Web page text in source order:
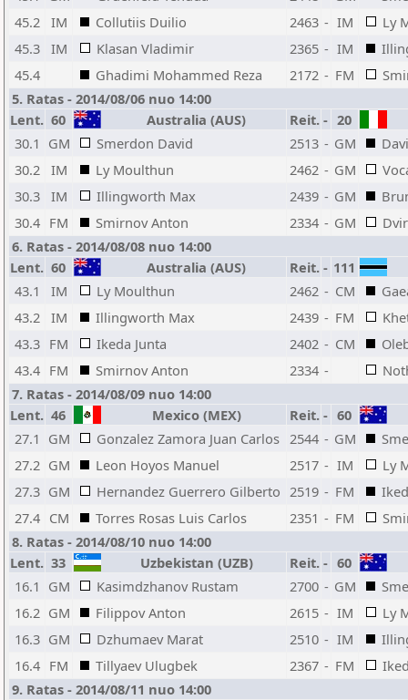
45.2 IM Collutiis Duilio 2463 - IM
Ly
45.3 IM Klasan Vladimir 2365 - IM
45.4
Ghadimi Mohammed Reza 2172 - FM
5. Ratas - 2014/08/06 nuo 14:00
Lent. 60 Australia (AUS) Reit. - 20
30.1 GM Smerdon David 2513 - GM
30.2 IM Ly Moulthun 2462 - GM
30.3 IM Illingworth Max 2439 - GM
30.4 FM Smirnov Anton 2334 - GM
6. Ratas - 2014/08/08 nuo 14:00
Lent. 60 Australia (AUS) Reit. - 111
43.1
IM Ly Moulthun 2462 - CM
43.2 IM Illingworth Max 2439 - FM
43.3 FM Ikeda Junta 2402 - CM
43.4 FM Smirnov Anton 2334 -
7. Ratas - 2014/08/09 nuo 14:00
Lent. 46 Mexico (MEX) Reit. - 60
27.1 GM Gonzalez Zamora Juan Carlos 2544 - GM
27.2 GM Leon Hoyos Manuel 2517 - IM
Ly
27.3 GM Hernandez Guerrero Gilberto 2519 - FM
27.4 CM Torres Rosas Luis Carlos 2351 - FM
8. Ratas - 2014/08/10 nuo 14:00
Lent. 33 Uzbekistan (UZB) Reit. - 60
16.1 GM Kasimdzhanov Rustam 2700 - GM
16.2 GM Filippov Anton 2615 - IM
Ly
16.3 GM Dzhumaev Marat 2510 - IM
16.4 FM Tillyaev Ulugbek 2367 - FM
9. Ratas - 2014/08/11 nuo 14:00